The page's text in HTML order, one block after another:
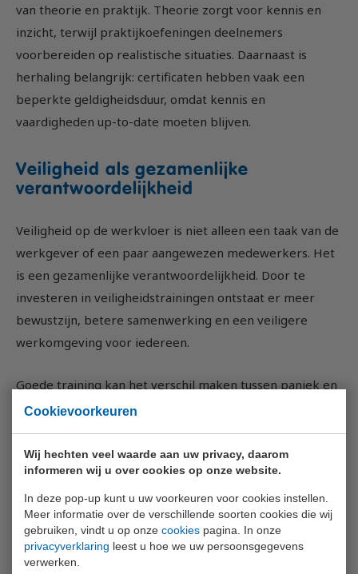
Cookievoorkeuren
Wij hechten veel waarde aan uw privacy, daarom
informeren wij u over cookies op onze website.
In deze pop-up kunt u uw voorkeuren voor cookies instellen.
Meer informatie over de verschillende soorten cookies die wij
gebruiken, vindt u op onze cookies pagina. In onze
privacyverklaring leest u hoe we uw persoonsgegevens
verwerken.
van theorie en praktijk. Theorie zorgt voor kennis en
inzicht, terwijl praktijkoefeningen deelnemers
voorbereiden op realistische situaties. Daarnaast is
herhaling belangrijk: certificaten hebben vaak een
beperkte geldigheidsduur, omdat kennis en
vaardigheden up-to-date moeten blijven.
Veiligheid als gezamenlijke
verantwoordelijkheid
Veiligheid op de werkvloer is niet alleen een taak van de
werkgever of een paar aangewezen medewerkers. Het
is een gezamenlijke verantwoordelijkheid. Door te
investeren in veiligheidstrainingen ontstaat er meer
bewustzijn, betere samenwerking en een veiligere
werkomgeving voor iedereen.
Goede training kan het verschil maken tussen paniek en
gecontroleerd handelen in noodsituaties.
Terug naar overzicht
Gerelateerde artikelen